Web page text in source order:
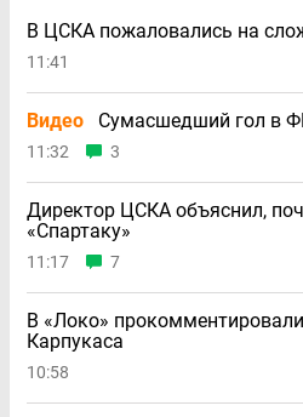
В ЦСКА пожаловались на
11:41
Видео Сумасшедший гол в
11:32 3
Директор ЦСКА объяснил,
«Спартаку»
11:17 7
В «Локо»
Карпукаса
10:58